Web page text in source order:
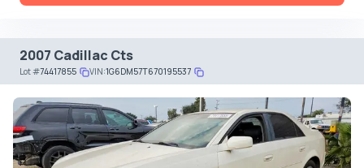
2007 Cadillac Cts
Lot#74417855 VIN:1G6DM57T670195537